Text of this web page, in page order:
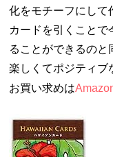
化をモチーフにして
カードを引くことで
ることができるのと
楽しくてポジティブ
お買い求めは